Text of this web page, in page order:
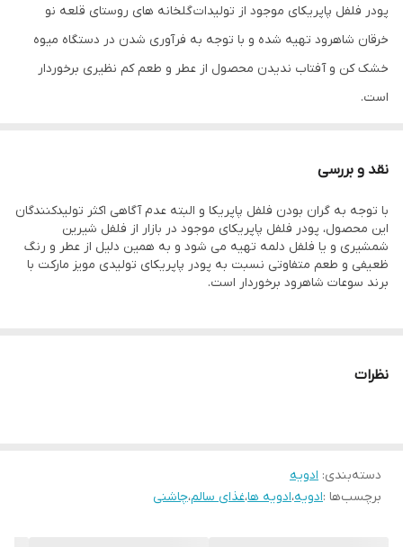
پودر فلفل پاپریکای موجود از تولیدات گلخانه های روستای قلعه نو
خرقان شاهرود تهیه شده و با توجه به فرآوری شدن در دستگاه میوه
خشک کن و آفتاب ندیدن محصول از عطر و طعم کم نظیری برخوردار
است.
نقد و بررسی
با توجه به گران بودن فلفل پاپریکا و البته عدم آگاهی اکثر تولیدکنندگان
این محصول، پودر فلفل پاپریکای موجود در بازار از فلفل شیرین
شمشیری و یا فلفل دلمه تهیه می شود و به همین دلیل از عطر و رنگ
ظعیفی و طعم متفاوتی نسبت به پودر پاپریکای تولیدی مویز مارکت با
برند سوعات شاهرود برخوردار است.
نظرات
دسته‌بندی: ادویه
برچسب‌ها :ادویه،ادویه ها،غذای سالم،چاشنی